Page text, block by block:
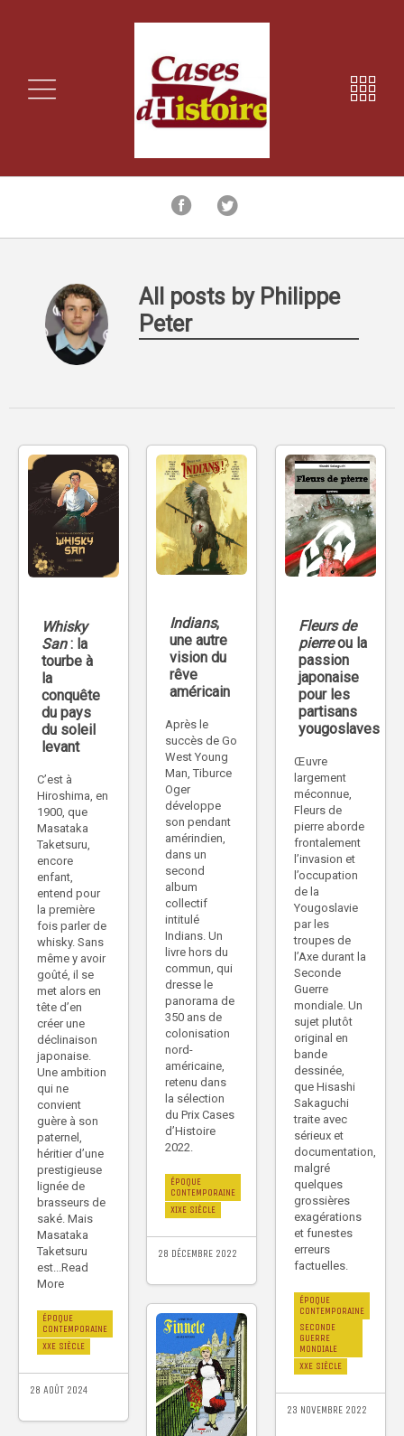
All posts by Philippe
Peter
Whisky
San: la
tourbe à
la
conquête
du pays
du soleil
levant
C’est à
Hiroshima, en
1900, que
Masataka
Taketsuru,
encore
enfant,
entend pour
la première
fois parler de
whisky. Sans
même y avoir
goûté, il se
met alors en
tête d’en
créer une
déclinaison
japonaise.
Une ambition
qui ne
convient
guère à son
paternel,
héritier d’une
prestigieuse
lignée de
brasseurs de
saké. Mais
Masataka
Taketsuru
est...Read
More
ÉPOQUE
CONTEMPORAINE
XXE SIÈCLE
28 AOÛT 2024
Indians,
une autre
vision du
rêve
américain
Après le
succès de Go
West Young
Man, Tiburce
Oger
développe
son pendant
amérindien,
dans un
second
album
collectif
intitulé
Indians. Un
livre hors du
commun, qui
dresse le
panorama de
350 ans de
colonisation
nord-
américaine,
retenu dans
la sélection
du Prix Cases
d’Histoire
2022.
ÉPOQUE
CONTEMPORAINE
XIXE SIÈCLE
28 DÉCEMBRE 2022
Fleurs de
pierreou la
passion
japonaise
pour les
partisans
yougoslaves
Œuvre
largement
méconnue,
Fleurs de
pierre aborde
frontalement
l’invasion et
l’occupation
de la
Yougoslavie
par les
troupes de
l’Axe durant la
Seconde
Guerre
mondiale. Un
sujet plutôt
original en
bande
dessinée,
que Hisashi
Sakaguchi
traite avec
sérieux et
documentation,
malgré
quelques
grossières
exagérations
et funestes
erreurs
factuelles.
ÉPOQUE
CONTEMPORAINE
SECONDE
GUERRE
MONDIALE
XXE SIÈCLE
23 NOVEMBRE 2022